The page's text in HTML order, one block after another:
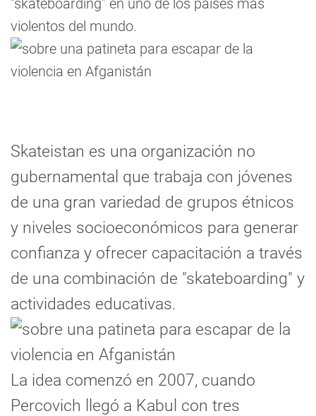
"skateboarding" en uno de los países más
violentos del mundo.
Skateistan es una organización no
gubernamental que trabaja con jóvenes
de una gran variedad de grupos étnicos
y niveles socioeconómicos para generar
confianza y ofrecer capacitación a través
de una combinación de "skateboarding" y
actividades educativas.
La idea comenzó en 2007, cuando
Percovich llegó a Kabul con tres